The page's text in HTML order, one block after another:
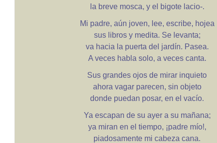
la breve mosca, y el bigote lacio-.
Mi padre, aún joven, lee, escribe, hojea
sus libros y medita. Se levanta;
va hacia la puerta del jardín. Pasea.
A veces habla solo, a veces canta.
Sus grandes ojos de mirar inquieto
ahora vagar parecen, sin objeto
donde puedan posar, en el vacío.
Ya escapan de su ayer a su mañana;
ya miran en el tiempo, ¡padre mío!,
piadosamente mi cabeza cana.